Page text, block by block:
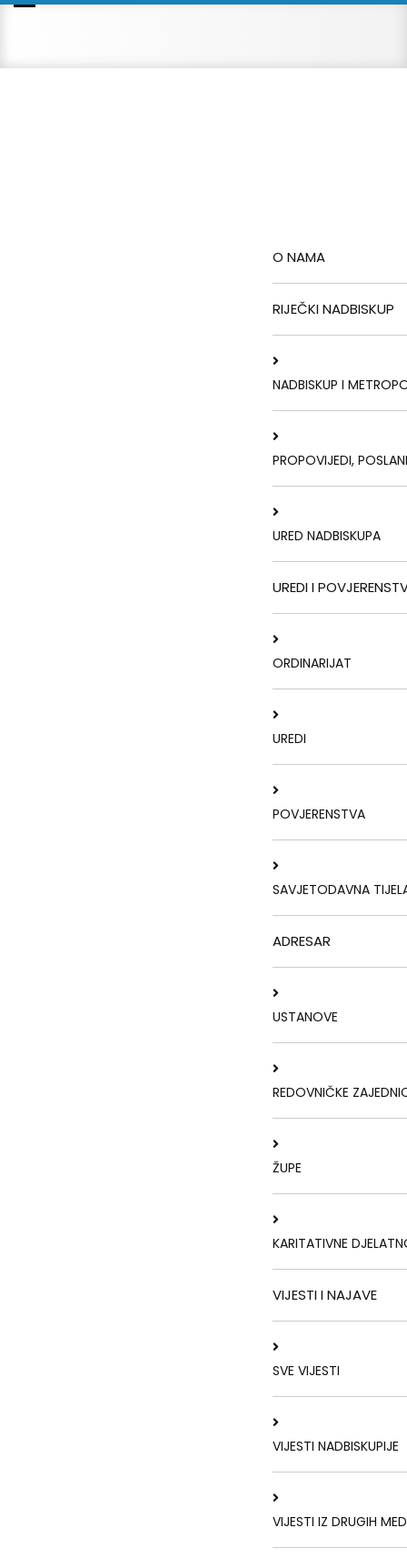
O NAMA
RIJEČKI NADBISKUP
NADBISKUP I
PROPOVIJEDI,
URED NADBISKUPA
UREDI I
ORDINARIJAT
UREDI
POVJERENSTVA
SAVJETODAVNA
ADRESAR
USTANOVE
REDOVNIČKE
ŽUPE
KARITATIVNE
VIJESTI I NAJAVE
SVE VIJESTI
VIJESTI NADBISKUPIJE
VIJESTI IZ DRUGIH